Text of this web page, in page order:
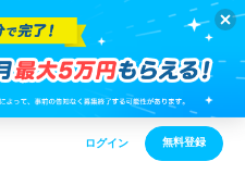
ログイン 無料登録